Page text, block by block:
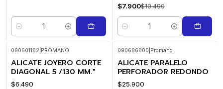
Cantidad
$7.900$10.490
Cantidad
090601182 PROMANO
ALICATE JOYERO CORTE
DIAGONAL 5 /130 MM."
$6.490
090686800 Promano
ALICATE PARALELO
PERFORADOR REDONDO
$25.900